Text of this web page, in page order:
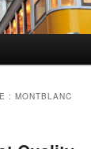
:MONTBLANC